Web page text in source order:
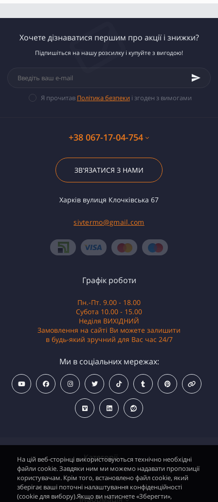
Хочете дізнаватися першим про акції і знижки?
Підпишіться на нашу розсилку і купуйте з вигодою!
Я прочитав Політика безпеки і згоден з вимогами
+38 067-17-04-754
ЗВ'ЯЗАТИСЯ З НАМИ
Харків вулиця Клочківська 67
sivtermo@gmail.com
Категорії
Водонагрівачі електричні
Інформація
Графік роботи
Пн.-Пт. 9.00 - 18.00
Субота 10.00 - 15.00
Неділя ВИХІДНИЙ
Замовлення на сайті Ви можете залишити
в будь-який зручний для Вас час 24/7
Ми в соціальних мережах:
На цій веб-сторінці використовуються технічно необхідні
файли cookie. Завдяки ним ми можемо надавати пропозиції
користувачам. Крім того, встановлено файл cookie, який
зберігає ваші поточні налаштування конфіденційності
(cookie для вибору).Якщо ви натиснете «Зберегти»,